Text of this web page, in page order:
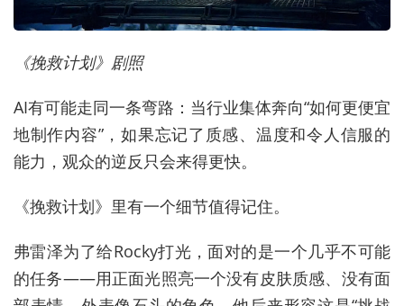
《挽救计划》剧照
AI有可能走同一条弯路：当行业集体奔向“如何更便宜
地制作内容”，如果忘记了质感、温度和令人信服的
能力，观众的逆反只会来得更快。
《挽救计划》里有一个细节值得记住。
弗雷泽为了给Rocky打光，面对的是一个几乎不可能
的任务——用正面光照亮一个没有皮肤质感、没有面